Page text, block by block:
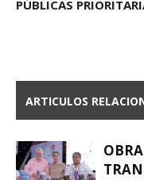
PÚBLICAS
ARTICULOS